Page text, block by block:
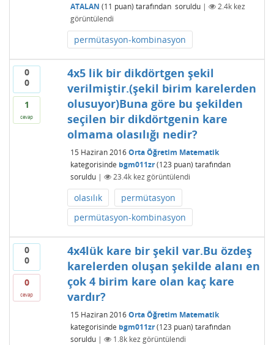
ATALAN (11 puan) tarafından soruldu | 2.4kkez
görüntülendi
permütasyon-kombinasyon
0
0
1
cevap
4x5 lik bir dikdörtgen şekil
verilmiştir.(şekil birim karelerden
olusuyor)Buna göre bu şekilden
seçilen bir dikdörtgenin kare
olmama olasılığı nedir?
15 Haziran 2016 Orta Öğretim Matematik
kategorisinde bgm011zr (123 puan) tarafından
soruldu | 23.4kkez görüntülendi
olasılık
permütasyon
permütasyon-kombinasyon
0
0
0
cevap
4x4lük kare bir şekil var.Bu özdeş
karelerden oluşan şekilde alanı en
çok 4 birim kare olan kaç kare
vardır?
15 Haziran 2016 Orta Öğretim Matematik
kategorisinde bgm011zr (123 puan) tarafından
soruldu | 1.8kkez görüntülendi